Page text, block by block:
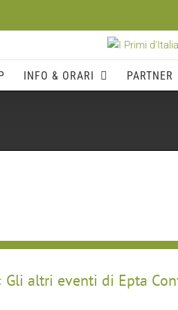
INFO & ORARI PARTNER
Gli altri eventi di Epta